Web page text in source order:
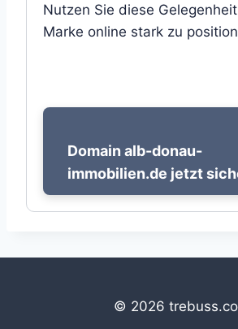
Nutzen Sie diese
Marke online stark zu
Domain alb-donau-
immobilien.de jetzt
© 2026